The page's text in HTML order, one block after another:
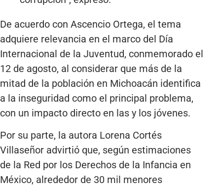
De acuerdo con Ascencio Ortega, el tema
adquiere relevancia en el marco del Día
Internacional de la Juventud, conmemorado el
12 de agosto, al considerar que más de la
mitad de la población en Michoacán identifica
a la inseguridad como el principal problema,
con un impacto directo en las y los jóvenes.
Por su parte, la autora Lorena Cortés
Villaseñor advirtió que, según estimaciones
de la Red por los Derechos de la Infancia en
México, alrededor de 30 mil menores